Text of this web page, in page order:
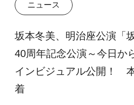
ニュース
坂本冬美、明治座公演「
40周年記念公演～今日か
インビジュアル公開！
着